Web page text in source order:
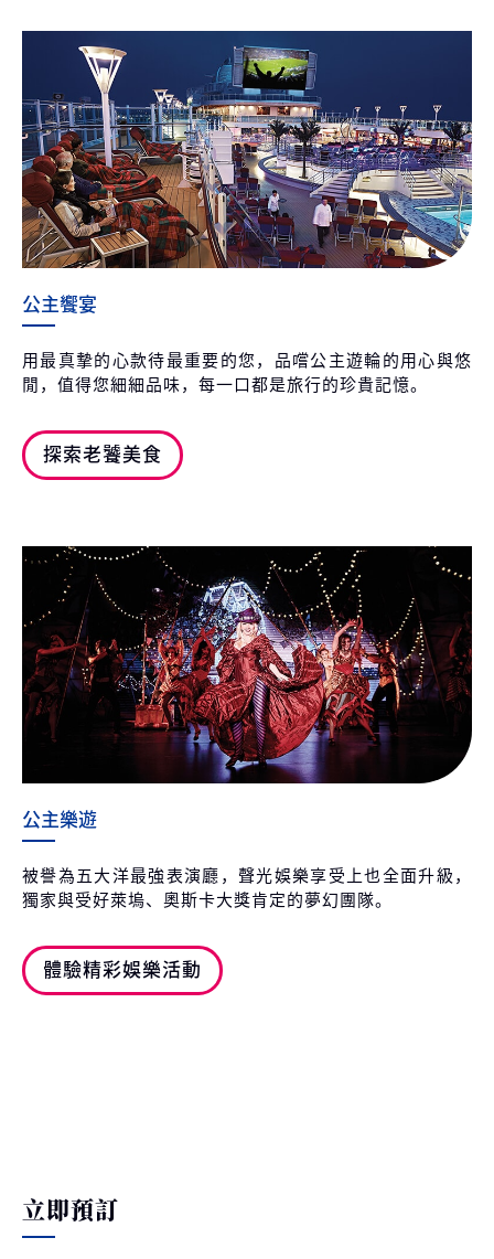
公主饗宴
用最真摯的心款待最重要的您，品嚐公主遊輪的用心與悠
閒，值得您細細品味，每一口都是旅行的珍貴記憶。
探索老饕美食
公主樂遊
被譽為五大洋最強表演廳，聲光娛樂享受上也全面升級，
獨家與受好萊塢、奧斯卡大獎肯定的夢幻團隊。
體驗精彩娛樂活動
立即預訂